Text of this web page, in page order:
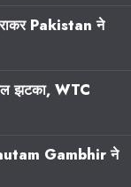
Pakistan ने
झटका, WTC
Gambhir ने